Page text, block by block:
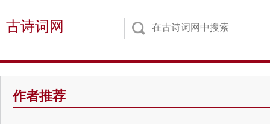
古诗词网
作者推荐